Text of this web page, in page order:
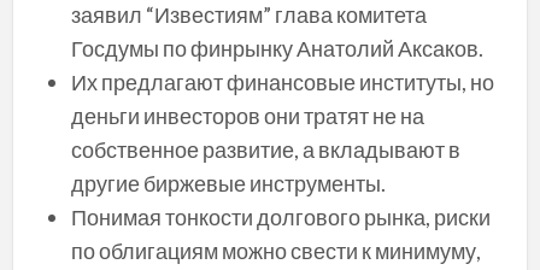
заявил “Известиям” глава комитета
Госдумы по финрынку Анатолий Аксаков.
Их предлагают финансовые институты, но
деньги инвесторов они тратят не на
собственное развитие, а вкладывают в
другие биржевые инструменты.
Понимая тонкости долгового рынка, риски
по облигациям можно свести к минимуму,